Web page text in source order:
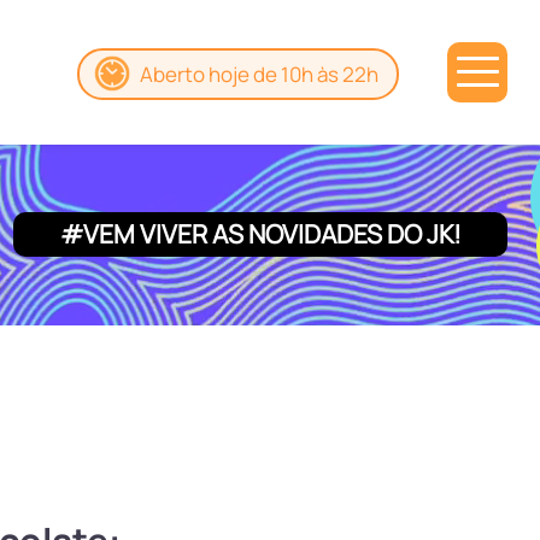
Aberto hoje de 10h às 22h
#VEM VIVER AS NOVIDADES DO JK!